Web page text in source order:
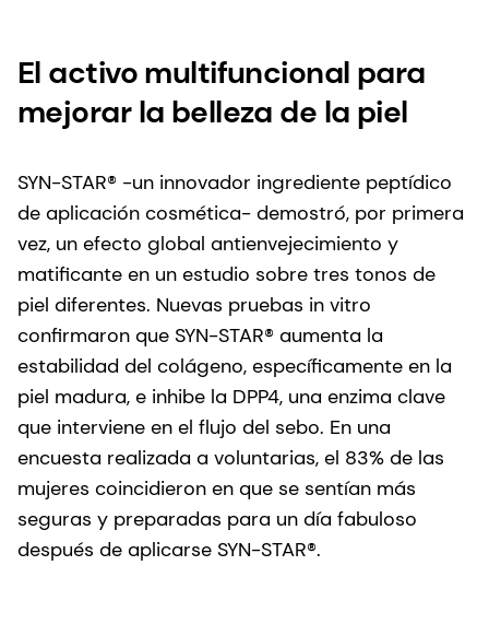
El activo multifuncional para
mejorar la belleza de la piel
SYN-STAR® -un innovador ingrediente peptídico
de aplicación cosmética- demostró, por primera
vez, un efecto global antienvejecimiento y
matificante en un estudio sobre tres tonos de
piel diferentes. Nuevas pruebas in vitro
confirmaron que SYN-STAR® aumenta la
estabilidad del colágeno, específicamente en la
piel madura, e inhibe la DPP4, una enzima clave
que interviene en el flujo del sebo. En una
encuesta realizada a voluntarias, el 83% de las
mujeres coincidieron en que se sentían más
seguras y preparadas para un día fabuloso
después de aplicarse SYN-STAR®.